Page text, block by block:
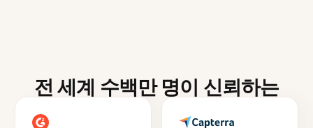
전 세계 수백만 명이 신뢰하는